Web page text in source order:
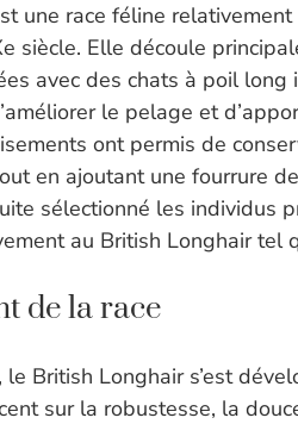
une race féline
siècle. Elle découle
avec des chats à poil
le pelage et
ont permis de
en ajoutant une fourrure
sélectionné les individus
au British Longhair tel
de la race
British Longhair s’est
sur la robustesse, la